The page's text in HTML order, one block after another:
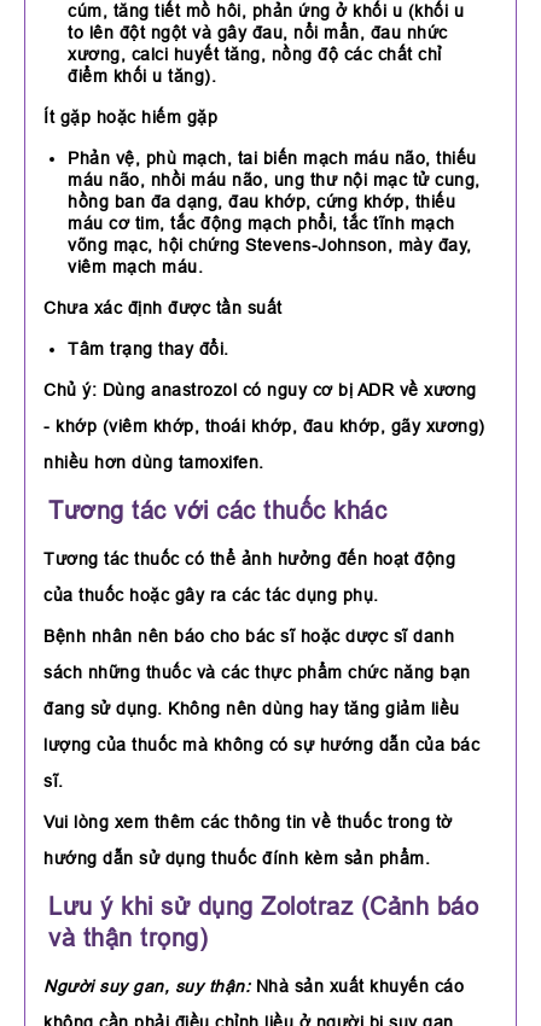
cúm, tăng tiết mồ hôi, phản ứng ở khối u (khối u
to lên đột ngột và gây đau, nổi mẩn, đau nhức
xương, calci huyết tăng, nồng độ các chất chỉ
điểm khối u tăng).
Ít gặp hoặc hiếm gặp
Phản vệ, phù mạch, tai biến mạch máu não, thiếu
máu não, nhồi máu não, ung thư nội mạc tử cung,
hồng ban đa dạng, đau khớp, cứng khớp, thiếu
máu cơ tim, tắc động mạch phổi, tắc tĩnh mạch
võng mạc, hội chứng Stevens-Johnson, mày đay,
viêm mạch máu.
Chưa xác định được tần suất
Tâm trạng thay đổi.
Chủ ý: Dùng anastrozol có nguy cơ bị ADR về xương
- khớp (viêm khớp, thoái khớp, đau khớp, gãy xương)
nhiều hơn dùng tamoxifen.
Tương tác với các thuốc khác
Tương tác thuốc có thể ảnh hưởng đến hoạt động
của thuốc hoặc gây ra các tác dụng phụ.
Bệnh nhân nên báo cho bác sĩ hoặc dược sĩ danh
sách những thuốc và các thực phẩm chức năng bạn
đang sử dụng. Không nên dùng hay tăng giảm liều
lượng của thuốc mà không có sự hướng dẫn của bác
sĩ.
Vui lòng xem thêm các thông tin về thuốc trong tờ
hướng dẫn sử dụng thuốc đính kèm sản phẩm.
Lưu ý khi sử dụng Zolotraz (Cảnh báo
và thận trọng)
Người suy gan, suy thận: Nhà sản xuất khuyến cáo